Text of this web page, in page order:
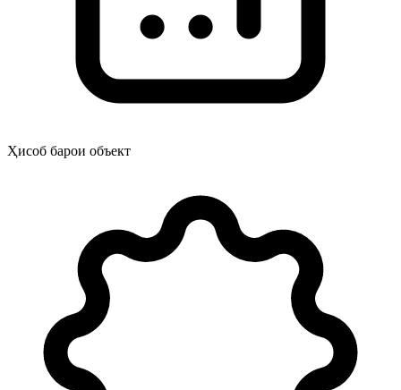
Ҳисоб барои объект